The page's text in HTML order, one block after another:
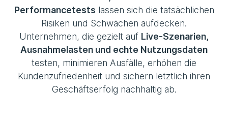
Performancetests lassen sich die tatsächlichen
Risiken und Schwächen aufdecken.
Unternehmen, die gezielt auf Live-Szenarien,
Ausnahmelasten und echte Nutzungsdaten
testen, minimieren Ausfälle, erhöhen die
Kundenzufriedenheit und sichern letztlich ihren
Geschäftserfolg nachhaltig ab.